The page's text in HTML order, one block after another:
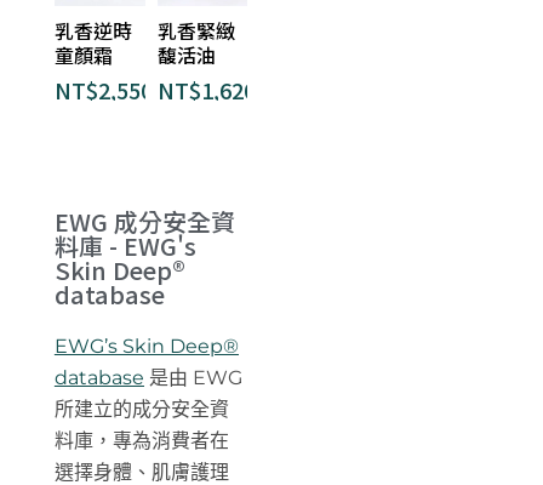
乳香逆時
童顏霜
NT$2,550
乳香緊緻
馥活油
NT$1,620
EWG 成分安全資
料庫 - EWG's
Skin Deep®
database
EWG’s Skin Deep®
database 是由 EWG
所建立的成分安全資
料庫，專為消費者在
選擇身體、肌膚護理